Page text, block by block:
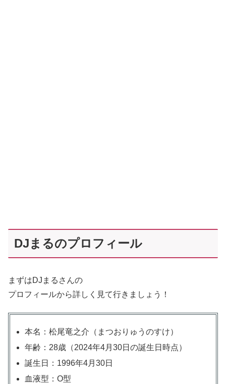
DJまるのプロフィール
まずはDJまるさんの
プロフィールから詳しく見て行きましょう！
本名：松尾竜之介（まつおりゅうのすけ）
年齢：28歳（2024年4月30日の誕生日時点）
誕生日：1996年4月30日
血液型：O型